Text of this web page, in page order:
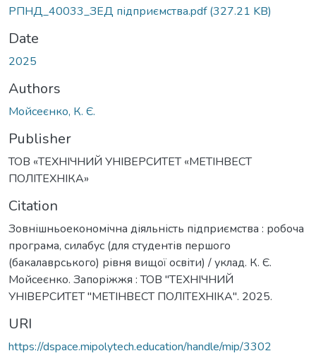
РПНД_40033_ЗЕД підприємства.pdf(327.21 KB)
Date
2025
Authors
Мойсеєнко, К. Є.
Publisher
ТОВ «ТЕХНІЧНИЙ УНІВЕРСИТЕТ «МЕТІНВЕСТ
ПОЛІТЕХНІКА»
Citation
Зовнішньоекономічна діяльність підприємства : робоча
програма, силабус (для студентів першого
(бакалаврського) рівня вищої освіти) / уклад. К. Є.
Мойсеєнко. Запоріжжя : ТОВ "ТЕХНІЧНИЙ
УНІВЕРСИТЕТ "МЕТІНВЕСТ ПОЛІТЕХНІКА". 2025.
URI
https://dspace.mipolytech.education/handle/mip/3302